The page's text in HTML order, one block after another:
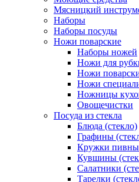
Мясницкий
Наборы
Наборы посуды
Ножи поварские
Наборы ножей
Ножи для
Ножи
Ножи
Ножницы
Овощечистки
Посуда из стекла
Блюда (стекло)
Графины
Кружки
Кувшины
Салатники
Тарелки